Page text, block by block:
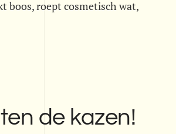
boos, roept cosmetisch wat,
de kazen!